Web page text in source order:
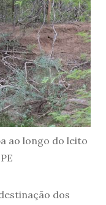
ao longo do leito
dos